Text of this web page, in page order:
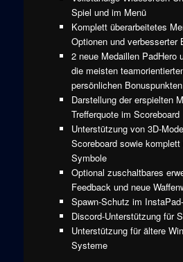
Spiel und im Menü
Komplett überarbeitetes
Optionen und verbesserter
2 neue Medaillen PadHero
die meisten
persönlichen Bonuspunkten
Darstellung der erspielten
Trefferquote im Scoreboard
Unterstützung von 3D-
Scoreboard sowie
Symbole
Optional zuschaltbares
Feedback und neue
Spawn-Schutz im
Discord-Unterstützung für
Unterstützung für ältere
Systeme